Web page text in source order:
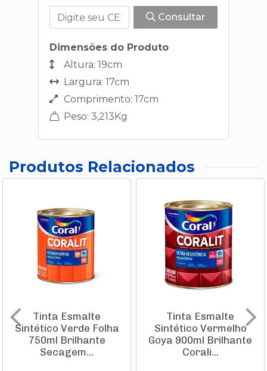
Consultar
Dimensões do Produto
Altura: 19cm
Largura: 17cm
Comprimento: 17cm
Peso: 3,213Kg
Produtos Relacionados
Tinta Esmalte
Sintético Verde Folha
750ml Brilhante
Secagem...
Tinta Esmalte
Sintético Vermelho
Goya 900ml Brilhante
Corali...